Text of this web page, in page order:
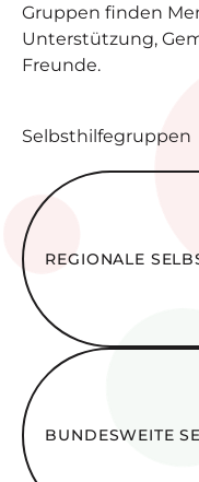
Gruppen finden
Unterstützung,
Freunde.
Selbsthilfegruppen
Regionale
REGIONALE
Bundesweite
BUNDESWEITE